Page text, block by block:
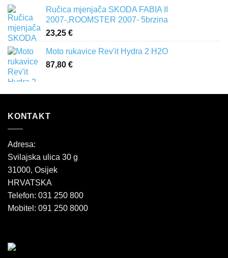
Ručica mjenjača SKODA FABIA II
2007-,ROOMSTER 2007- 5brzina
23,25 €
Moto rukavice Rev'it Hydra 2 H2O
87,80 €
KONTAKT
Adresa:
Svilajska ulica 30 g
31000, Osijek
HRVATSKA
Telefon: 031 250 800
Mobitel: 091 250 8000